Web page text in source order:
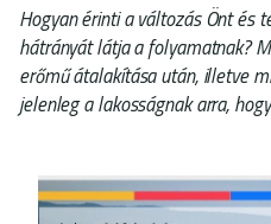
Hogyan érinti a változás Önt és
hátrányát látja a folyamatnak?
erőmű átalakítása után, illetve
jelenleg a lakosságnak arra,